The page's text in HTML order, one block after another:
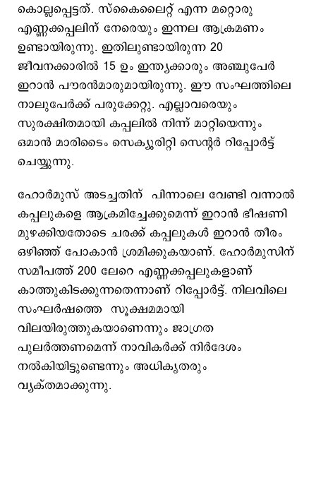
കൊല്ലപ്പെട്ടത്. സ്കൈലൈറ്റ് എന്ന മറ്റൊരു
എണ്ണക്കപ്പലിന് നേരെയും ഇന്നല ആക്രമണം
ഉണ്ടായിരുന്നു. ഇതിലുണ്ടായിരുന്ന 20
ജീവനക്കാരില്‍ 15 ഉം ഇന്ത്യക്കാരും അഞ്ചുപേര്‍
ഇറാന്‍ പൗരന്‍മാരുമായിരുന്നു. ഈ സംഘത്തിലെ
നാലുപേര്‍ക്ക് പരുക്കേറ്റു. എല്ലാവരെയും
സുരക്ഷിതമായി കപ്പലില്‍ നിന്ന് മാറ്റിയെന്നും
ഒമാന്‍ മാരിടൈം സെക്യൂരിറ്റി സെന്‍റര്‍ റിപ്പോര്‍ട്ട്
ചെയ്യുന്നു.
ഹോര്‍മുസ് അടച്ചതിന് പിന്നാലെ വേണ്ടി വന്നാല്‍
കപ്പലുകളെ ആക്രമിച്ചേക്കുമെന്ന് ഇറാന്‍ ഭീഷണി
മുഴക്കിയതോടെ ചരക്ക് കപ്പലുകള്‍ ഇറാന്‍ തീരം
ഒഴിഞ്ഞ് പോകാന്‍ ശ്രമിക്കുകയാണ്. ഹോര്‍മുസിന്
സമീപത്ത് 200 ലേറെ എണ്ണക്കപ്പലുകളാണ്
കാത്തുകിടക്കുന്നതെന്നാണ് റിപ്പോര്‍ട്ട്. നിലവിലെ
സംഘര്‍ഷത്തെ സൂക്ഷമമായി
വിലയിരുത്തുകയാണെന്നും ജാഗ്രത
പുലര്‍ത്തണമെന്ന് നാവികര്‍ക്ക് നിര്‍ദേശം
നല്‍കിയിട്ടുണ്ടെന്നും അധികൃതരും
വ്യക്തമാക്കുന്നു.